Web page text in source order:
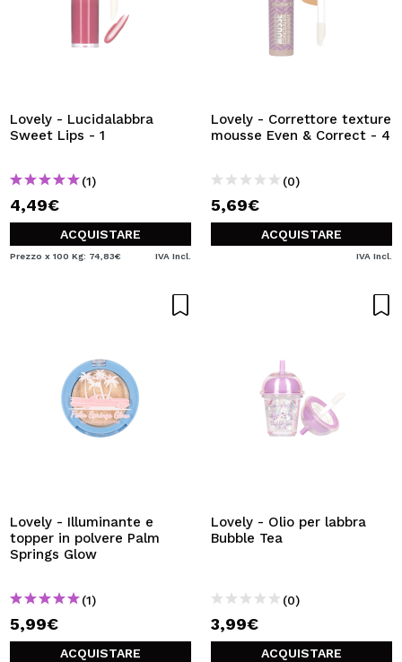
Lovely - Lucidalabbra
Sweet Lips - 1
(1)
4,49€
ACQUISTARE
Prezzo x 100 Kg: 74,83€ IVA Incl.
Lovely - Correttore texture
mousse Even & Correct - 4
(0)
5,69€
ACQUISTARE
IVA Incl.
Lovely - Illuminante e
topper in polvere Palm
Springs Glow
(1)
5,99€
ACQUISTARE
Lovely - Olio per labbra
Bubble Tea
(0)
3,99€
ACQUISTARE